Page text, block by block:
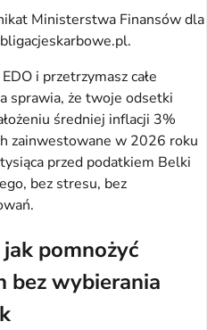
Ministerstwa Finansów dla
i przetrzymasz całe
sprawia, że twoje odsetki
średniej inflacji 3%
zainwestowane w 2026 roku
przed podatkiem Belki
bez stresu, bez
jak pomnożyć
bez wybierania